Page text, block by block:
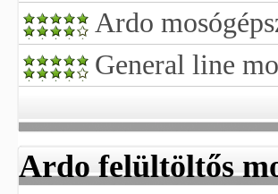
Ardo
General line
Ardo felültöltős